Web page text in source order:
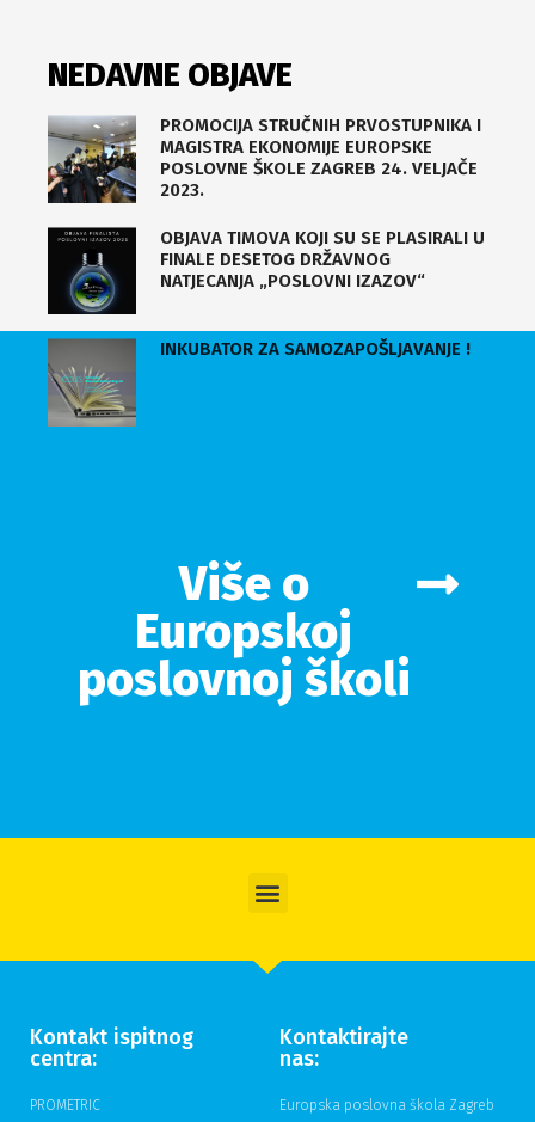
NEDAVNE OBJAVE
PROMOCIJA STRUČNIH PRVOSTUPNIKA I
MAGISTRA EKONOMIJE EUROPSKE
POSLOVNE ŠKOLE ZAGREB 24. VELJAČE
2023.
OBJAVA TIMOVA KOJI SU SE PLASIRALI U
FINALE DESETOG DRŽAVNOG
NATJECANJA „POSLOVNI IZAZOV“
INKUBATOR ZA SAMOZAPOŠLJAVANJE !
Više o
Europskoj
poslovnoj školi
Kontakt ispitnog
centra:
PROMETRIC
Kontaktirajte
nas:
Europska poslovna škola Zagreb